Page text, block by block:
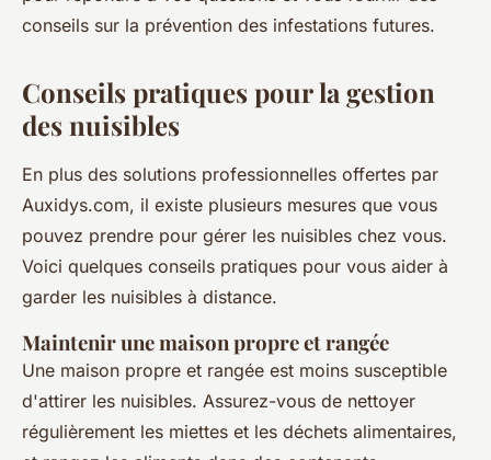
conseils sur la prévention des infestations futures.
Conseils pratiques pour la gestion
des nuisibles
En plus des solutions professionnelles offertes par
Auxidys.com, il existe plusieurs mesures que vous
pouvez prendre pour gérer les nuisibles chez vous.
Voici quelques conseils pratiques pour vous aider à
garder les nuisibles à distance.
Maintenir une maison propre et rangée
Une maison propre et rangée est moins susceptible
d'attirer les nuisibles. Assurez-vous de nettoyer
régulièrement les miettes et les déchets alimentaires,